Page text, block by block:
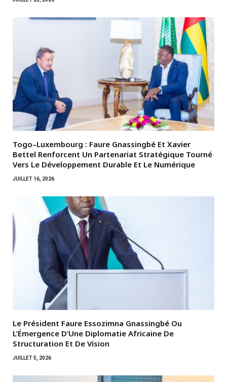
Togo–Luxembourg : Faure Gnassingbé Et Xavier
Bettel Renforcent Un Partenariat Stratégique Tourné
Vers Le Développement Durable Et Le Numérique
JUILLET 16, 2026
Le Président Faure Essozimna Gnassingbé Ou
L’Émergence D’Une Diplomatie Africaine De
Structuration Et De Vision
JUILLET 5, 2026